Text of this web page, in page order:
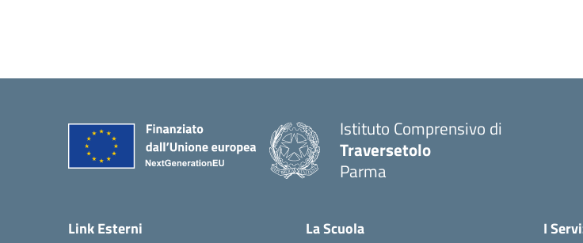
Istituto Comprensivo di
Traversetolo
Parma
Link Esterni La Scuola I